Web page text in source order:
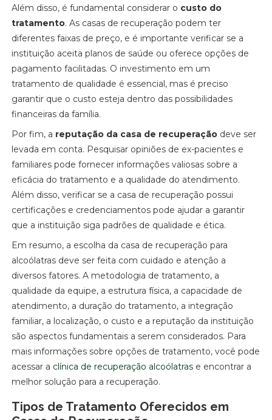
Além disso, é fundamental considerar o custo do
tratamento. As casas de recuperação podem ter
diferentes faixas de preço, e é importante verificar se a
instituição aceita planos de saúde ou oferece opções de
pagamento facilitadas. O investimento em um
tratamento de qualidade é essencial, mas é preciso
garantir que o custo esteja dentro das possibilidades
financeiras da família.
Por fim, a reputação da casa de recuperação deve ser
levada em conta. Pesquisar opiniões de ex-pacientes e
familiares pode fornecer informações valiosas sobre a
eficácia do tratamento e a qualidade do atendimento.
Além disso, verificar se a casa de recuperação possui
certificações e credenciamentos pode ajudar a garantir
que a instituição siga padrões de qualidade e ética.
Em resumo, a escolha da casa de recuperação para
alcoólatras deve ser feita com cuidado e atenção a
diversos fatores. A metodologia de tratamento, a
qualidade da equipe, a estrutura física, a capacidade de
atendimento, a duração do tratamento, a integração
familiar, a localização, o custo e a reputação da instituição
são aspectos fundamentais a serem considerados. Para
mais informações sobre opções de tratamento, você pode
acessar a clínica de recuperação alcoólatras e encontrar a
melhor solução para a recuperação.
Tipos de Tratamento Oferecidos em